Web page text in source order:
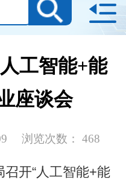
工智能+能
座谈会
浏览次数： 468
开“人工智能+能